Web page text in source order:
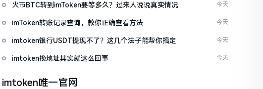
火币BTC转到imToken要等多久？过来人说说真实情况 今天
imToken转账记录查询，教你正确查看方法 今天
imtoken银行USDT提现不了？这几个法子能帮你搞定 今天
imtoken换地址其实就这么回事 今天
imtoken唯一官网